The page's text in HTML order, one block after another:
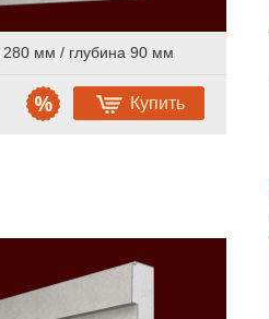
мм / глубина 90 мм
Купить